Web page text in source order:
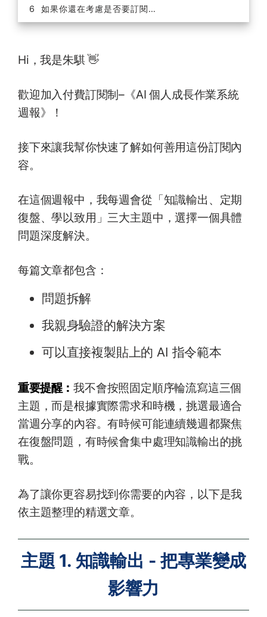
如果你還在考慮是否要訂閱…
Hi，我是朱騏 👋
歡迎加入付費訂閱制–《AI 個人成長作業系統
週報》！
接下來讓我幫你快速了解如何善用這份訂閱內
容。
在這個週報中，我每週會從「知識輸出、定期
復盤、學以致用」三大主題中，選擇一個具體
問題深度解決。
每篇文章都包含：
問題拆解
我親身驗證的解決方案
可以直接複製貼上的 AI 指令範本
重要提醒：我不會按照固定順序輪流寫這三個
主題，而是根據實際需求和時機，挑選最適合
當週分享的內容。有時候可能連續幾週都聚焦
在復盤問題，有時候會集中處理知識輸出的挑
戰。
為了讓你更容易找到你需要的內容，以下是我
依主題整理的精選文章。
主題 1. 知識輸出 - 把專業變成
影響力